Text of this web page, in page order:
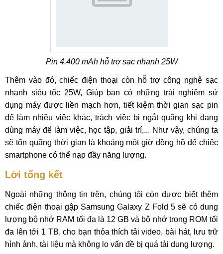
Pin 4.400 mAh hỗ trợ sạc nhanh 25W
Thêm vào đó, chiếc điện thoại còn hỗ trợ công nghệ sạc
nhanh siêu tốc 25W, Giúp bạn có những trải nghiệm sử
dụng máy được liền mạch hơn, tiết kiệm thời gian sạc pin
để làm nhiều việc khác, trách việc bị ngắt quãng khi đang
dùng máy để làm việc, học tập, giải trí,... Như vậy, chúng ta
sẽ tốn quãng thời gian là khoảng một giờ đồng hồ để chiếc
smartphone có thể nạp đầy năng lượng.
Lời tổng kết
Ngoài những thông tin trên, chúng tôi còn được biết thêm
chiếc điện thoại gập Samsung Galaxy Z Fold 5 sẽ có dung
lượng bộ nhớ RAM tối đa là 12 GB và bộ nhớ trong ROM tối
đa lên tới 1 TB, cho bạn thỏa thích tải video, bài hát, lưu trữ
hình ảnh, tài liệu mà không lo vấn đề bị quá tải dung lượng.